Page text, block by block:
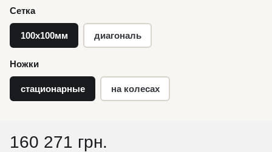
Сетка
100х100мм диагональ
Ножки
стационарные на колесах
160 271 грн.